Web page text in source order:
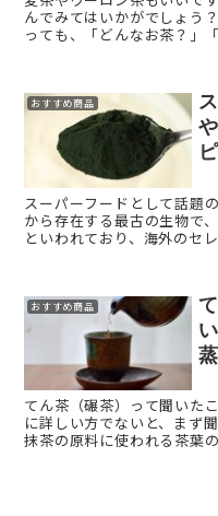
んでみてはいかがでしょう
っても、「どんなお茶？」
おすすめ商品
スーパーフードとして話題
から存在する最古の生物で
といわれており、海外のセ
おすすめ商品
てん茶（碾茶）って聞いた
に詳しい方でないと、まず
抹茶の原料に使われる茶葉